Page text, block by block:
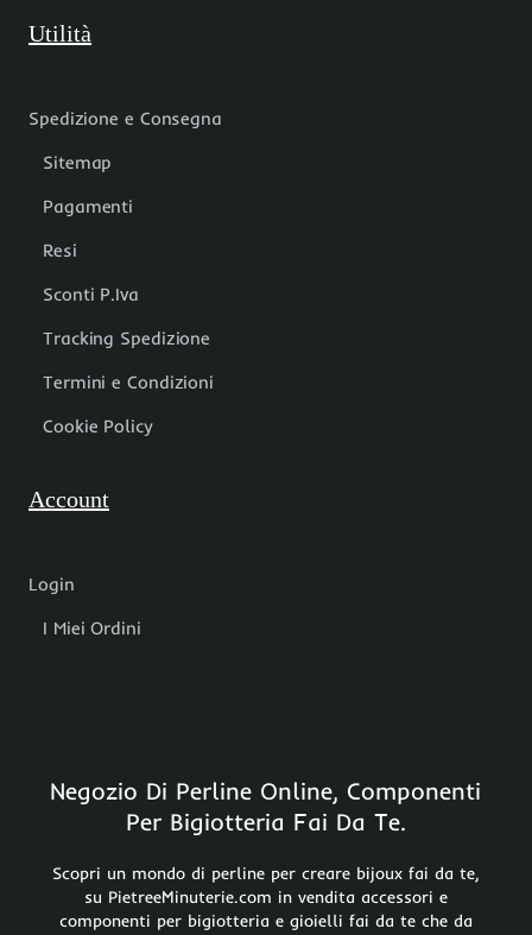
Utilità
Spedizione e Consegna
Sitemap
Pagamenti
Resi
Sconti P.Iva
Tracking Spedizione
Termini e Condizioni
Cookie Policy
Account
Login
I Miei Ordini
Negozio Di Perline Online, Componenti
Per Bigiotteria Fai Da Te.
Scopri un mondo di perline per creare bijoux fai da te,
su PietreeMinuterie.com in vendita accessori e
componenti per bigiotteria e gioielli fai da te che da